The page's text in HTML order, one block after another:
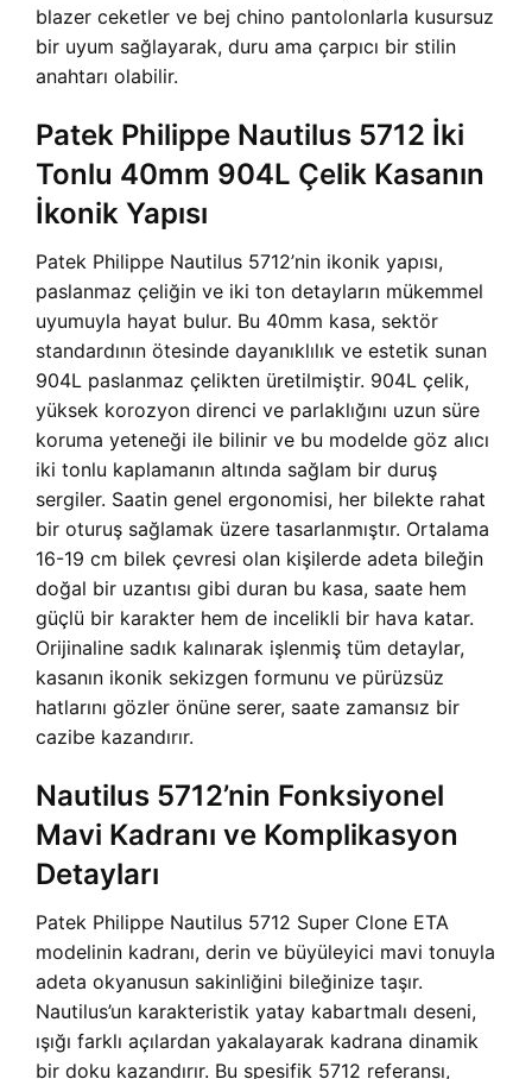
blazer ceketler ve bej chino pantolonlarla kusursuz
bir uyum sağlayarak, duru ama çarpıcı bir stilin
anahtarı olabilir.
Patek Philippe Nautilus 5712 İki
Tonlu 40mm 904L Çelik Kasanın
İkonik Yapısı
Patek Philippe Nautilus 5712’nin ikonik yapısı,
paslanmaz çeliğin ve iki ton detayların mükemmel
uyumuyla hayat bulur. Bu 40mm kasa, sektör
standardının ötesinde dayanıklılık ve estetik sunan
904L paslanmaz çelikten üretilmiştir. 904L çelik,
yüksek korozyon direnci ve parlaklığını uzun süre
koruma yeteneği ile bilinir ve bu modelde göz alıcı
iki tonlu kaplamanın altında sağlam bir duruş
sergiler. Saatin genel ergonomisi, her bilekte rahat
bir oturuş sağlamak üzere tasarlanmıştır. Ortalama
16-19 cm bilek çevresi olan kişilerde adeta bileğin
doğal bir uzantısı gibi duran bu kasa, saate hem
güçlü bir karakter hem de incelikli bir hava katar.
Orijinaline sadık kalınarak işlenmiş tüm detaylar,
kasanın ikonik sekizgen formunu ve pürüzsüz
hatlarını gözler önüne serer, saate zamansız bir
cazibe kazandırır.
Nautilus 5712’nin Fonksiyonel
Mavi Kadranı ve Komplikasyon
Detayları
Patek Philippe Nautilus 5712 Super Clone ETA
modelinin kadranı, derin ve büyüleyici mavi tonuyla
adeta okyanusun sakinliğini bileğinize taşır.
Nautilus’un karakteristik yatay kabartmalı deseni,
ışığı farklı açılardan yakalayarak kadrana dinamik
bir doku kazandırır. Bu spesifik 5712 referansı,